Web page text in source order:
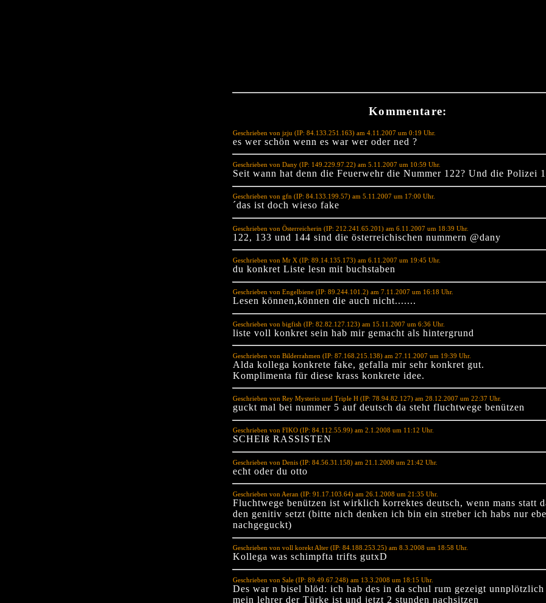
Kommentare:
Geschrieben von jzju (IP: 84.133.251.163) am 4.11.2007 um 0:19 Uhr.
es wer schön wenn es war wer oder ned ?
Geschrieben von Dany (IP: 149.229.97.22) am 5.11.2007 um 10:59 Uhr.
Seit wann hat denn die Feuerwehr die Nummer 122? Und die Polizei
Geschrieben von gfn (IP: 84.133.199.57) am 5.11.2007 um 17:00 Uhr.
´das ist doch wieso fake
Geschrieben von Österreicherin (IP: 212.241.65.201) am 6.11.2007 um 18:39 Uhr.
122, 133 und 144 sind die österreichischen nummern @dany
Geschrieben von Mr X (IP: 89.14.135.173) am 6.11.2007 um 19:45 Uhr.
du konkret Liste lesn mit buchstaben
Geschrieben von Engelbiene (IP: 89.244.101.2) am 7.11.2007 um 16:18 Uhr.
Lesen können,können die auch nicht.......
Geschrieben von bigfish (IP: 82.82.127.123) am 15.11.2007 um 6:36 Uhr.
liste voll konkret sein hab mir gemacht als hintergrund
Geschrieben von Bilderrahmen (IP: 87.168.215.138) am 27.11.2007 um 19:39 Uhr.
Alda kollega konkrete fake, gefalla mir sehr konkret gut.
Komplimenta für diese krass konkrete idee.
Geschrieben von Rey Mysterio und Triple H (IP: 78.94.82.127) am 28.12.2007 um 22:37 Uhr.
guckt mal bei nummer 5 auf deutsch da steht fluchtwege benützen
Geschrieben von FIKO (IP: 84.112.55.99) am 2.1.2008 um 11:12 Uhr.
SCHEIß RASSISTEN
Geschrieben von Denis (IP: 84.56.31.158) am 21.1.2008 um 21:42 Uhr.
echt oder du otto
Geschrieben von Aeran (IP: 91.17.103.64) am 26.1.2008 um 21:35 Uhr.
Fluchtwege benützen ist wirklich korrektes deutsch, wenn mans statt
den genitiv setzt (bitte nich denken ich bin ein streber ich habs nur
nachgeguckt)
Geschrieben von voll korekt Alter (IP: 84.188.253.25) am 8.3.2008 um 18:58 Uhr.
Kollega was schimpfta trifts gutxD
Geschrieben von Sale (IP: 89.49.67.248) am 13.3.2008 um 18:15 Uhr.
Des war n bisel blöd: ich hab des in da schul rum gezeigt unnplötzlich
mein lehrer der Türke ist und jetzt 2 stunden nachsitzen